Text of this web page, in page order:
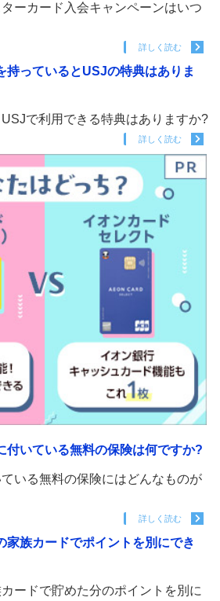
ーカード入会キャンペーンはいつ
詳しく読む
持っているとUSJの特典はありま
で利用できる特典はありますか?
詳しく読む
付いている無料の保険は何ですか?
いる無料の保険にはどんなものが
詳しく読む
家族カードでポイントを別にでき
ードで貯めた分のポイントを別に